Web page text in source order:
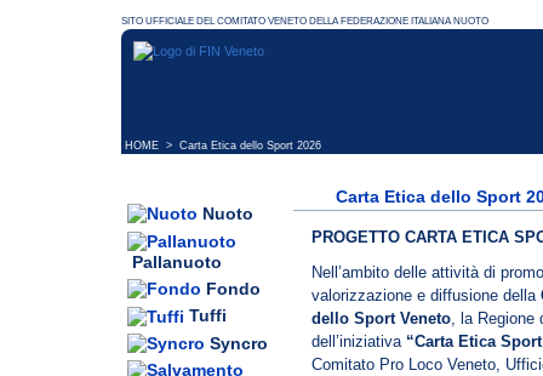
HOME > Carta Etica dello Sport 2026
Nuoto
Pallanuoto
Fondo
Tuffi
Syncro
Carta Etica dello Sport
PROGETTO CARTA ETICA
Nell’ambito delle attività di
valorizzazione e diffusione della
dello Sport Veneto, la Regione
dell’iniziativa “Carta Etica
Comitato Pro Loco Veneto,